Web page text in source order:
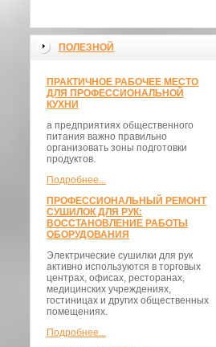
ПОЛЕЗНОЙ
ПРАКТИЧНОЕ РАБОЧЕЕ МЕСТО
ДЛЯ ПРОФЕССИОНАЛЬНОЙ
КУХНИ
а предприятиях общественного
питания важно правильно
организовать зоны подготовки
продуктов.
Подробнее...
ПРОФЕССИОНАЛЬНЫЙ РЕМОНТ
СУШИЛОК ДЛЯ РУК:
ВОССТАНОВЛЕНИЕ РАБОТЫ
ОБОРУДОВАНИЯ
Электрические сушилки для рук
активно используются в торговых
центрах, офисах, ресторанах,
медицинских учреждениях,
гостиницах и других общественных
помещениях.
Подробнее...